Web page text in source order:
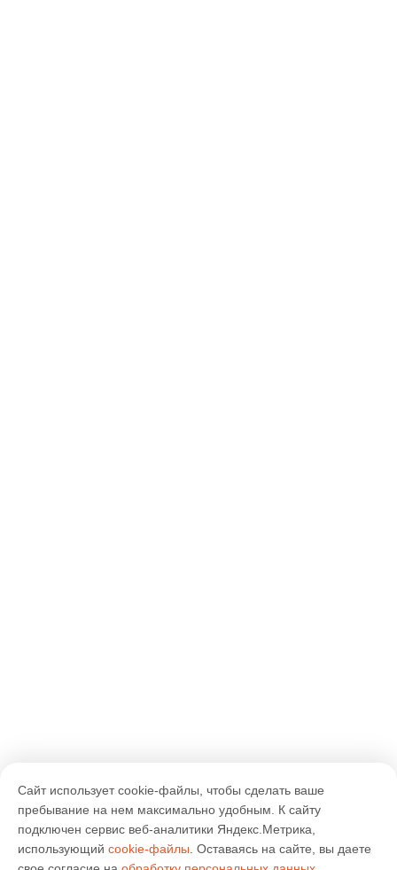
Сайт использует cookie-файлы, чтобы сделать ваше
пребывание на нем максимально удобным. К cайту
подключен сервис веб-аналитики Яндекс.Метрика,
использующий cookie-файлы . Оставаясь на сайте, вы даете